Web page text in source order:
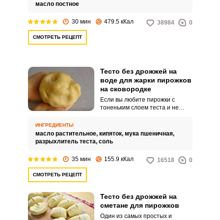
масло постное
30 мин 479.5 кКал 38984 0
СМОТРЕТЬ РЕЦЕПТ
Тесто без дрожжей на
воде для жарки пирожков
на сковородке
Если вы любите пирожки с
тоненьким слоем теста и не
использовать минимум
ингредиентов, главный из
ИНГРЕДИЕНТЫ
масло растительное, кипяток, мука пшеничная,
разрыхлитель теста, соль
35 мин 155.9 кКал 16518 0
СМОТРЕТЬ РЕЦЕПТ
Тесто без дрожжей на
сметане для пирожков
Один из самых простых и